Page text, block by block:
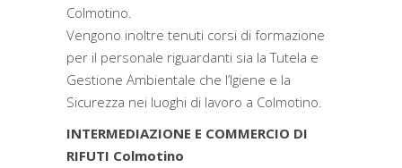
Colmotino.
Vengono inoltre tenuti corsi di formazione
per il personale riguardanti sia la Tutela e
Gestione Ambientale che l’Igiene e la
Sicurezza nei luoghi di lavoro a Colmotino.
INTERMEDIAZIONE E COMMERCIO DI
RIFUTI Colmotino